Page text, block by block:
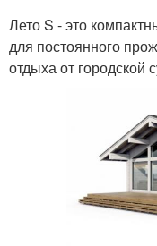
Лето S - это
для постоянного
отдыха от